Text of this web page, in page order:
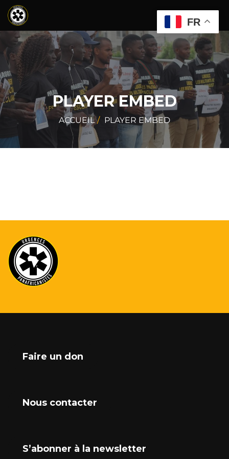
PLAYER EMBED
ACCUEIL PLAYER EMBED
Faire un don
Nous contacter
S’abonner à la newsletter
FR